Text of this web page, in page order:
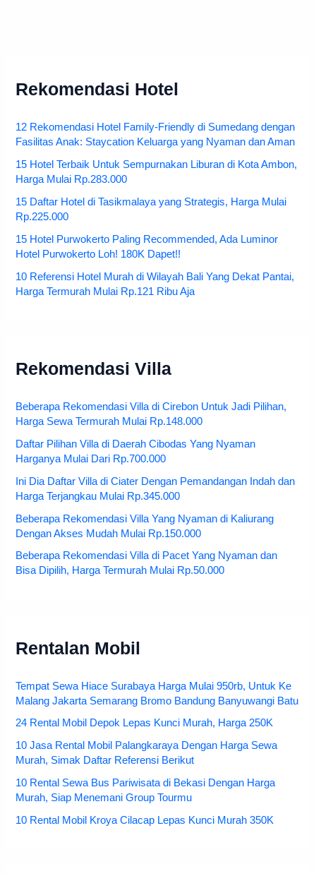
Rekomendasi Hotel
12 Rekomendasi Hotel Family-Friendly di Sumedang dengan
Fasilitas Anak: Staycation Keluarga yang Nyaman dan Aman
15 Hotel Terbaik Untuk Sempurnakan Liburan di Kota Ambon,
Harga Mulai Rp.283.000
15 Daftar Hotel di Tasikmalaya yang Strategis, Harga Mulai
Rp.225.000
15 Hotel Purwokerto Paling Recommended, Ada Luminor
Hotel Purwokerto Loh! 180K Dapet!!
10 Referensi Hotel Murah di Wilayah Bali Yang Dekat Pantai,
Harga Termurah Mulai Rp.121 Ribu Aja
Rekomendasi Villa
Beberapa Rekomendasi Villa di Cirebon Untuk Jadi Pilihan,
Harga Sewa Termurah Mulai Rp.148.000
Daftar Pilihan Villa di Daerah Cibodas Yang Nyaman
Harganya Mulai Dari Rp.700.000
Ini Dia Daftar Villa di Ciater Dengan Pemandangan Indah dan
Harga Terjangkau Mulai Rp.345.000
Beberapa Rekomendasi Villa Yang Nyaman di Kaliurang
Dengan Akses Mudah Mulai Rp.150.000
Beberapa Rekomendasi Villa di Pacet Yang Nyaman dan
Bisa Dipilih, Harga Termurah Mulai Rp.50.000
Rentalan Mobil
Tempat Sewa Hiace Surabaya Harga Mulai 950rb, Untuk Ke
Malang Jakarta Semarang Bromo Bandung Banyuwangi Batu
24 Rental Mobil Depok Lepas Kunci Murah, Harga 250K
10 Jasa Rental Mobil Palangkaraya Dengan Harga Sewa
Murah, Simak Daftar Referensi Berikut
10 Rental Sewa Bus Pariwisata di Bekasi Dengan Harga
Murah, Siap Menemani Group Tourmu
10 Rental Mobil Kroya Cilacap Lepas Kunci Murah 350K